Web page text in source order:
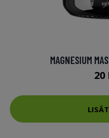
MAGNESIUM
20